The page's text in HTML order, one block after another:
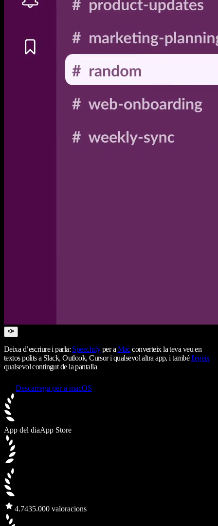
Deixa d’escriure i parla: Speechifyper a Macconverteix la teva veu en
textos polits a Slack, Outlook, Cursor i qualsevol altra app, i tambéllegeix
qualsevol contingut de la pantalla
Descarrega per a macOS
App del diaApp Store
4.7435.000 valoracions